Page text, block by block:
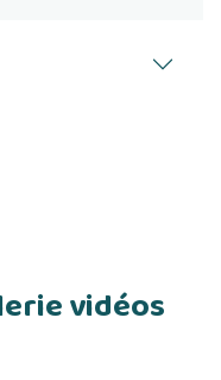
vidéos